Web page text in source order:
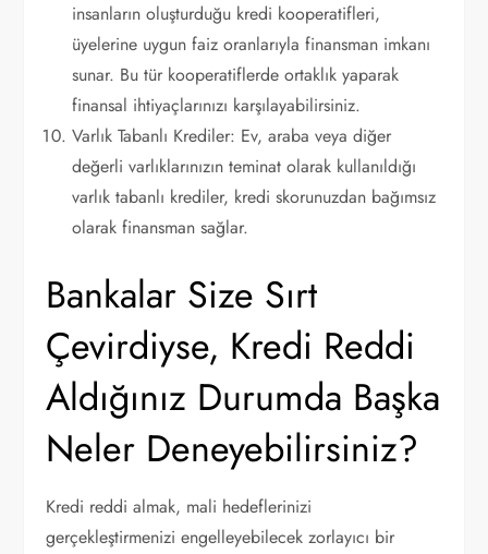
insanların oluşturduğu kredi kooperatifleri,
üyelerine uygun faiz oranlarıyla finansman imkanı
sunar. Bu tür kooperatiflerde ortaklık yaparak
finansal ihtiyaçlarınızı karşılayabilirsiniz.
Varlık Tabanlı Krediler: Ev, araba veya diğer
değerli varlıklarınızın teminat olarak kullanıldığı
varlık tabanlı krediler, kredi skorunuzdan bağımsız
olarak finansman sağlar.
Bankalar Size Sırt
Çevirdiyse, Kredi Reddi
Aldığınız Durumda Başka
Neler Deneyebilirsiniz?
Kredi reddi almak, mali hedeflerinizi
gerçekleştirmenizi engelleyebilecek zorlayıcı bir